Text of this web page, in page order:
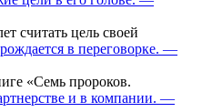
считать цель своей
в переговорке. —
«Семь пророков.
и в компании. —